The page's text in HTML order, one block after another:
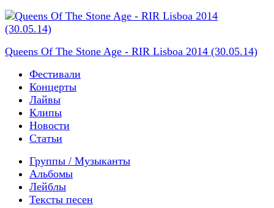
Queens Of The Stone Age - RIR Lisboa 2014 (30.05.14)
Фестивали
Концерты
Лайвы
Клипы
Новости
Статьи
Группы / Музыканты
Альбомы
Лейблы
Тексты песен